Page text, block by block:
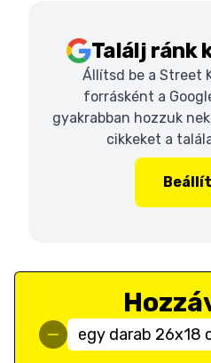
Találj ránk
Állítsd be a Street
forrásként a
gyakrabban hozzuk
cikkeket a
egy darab 26x18